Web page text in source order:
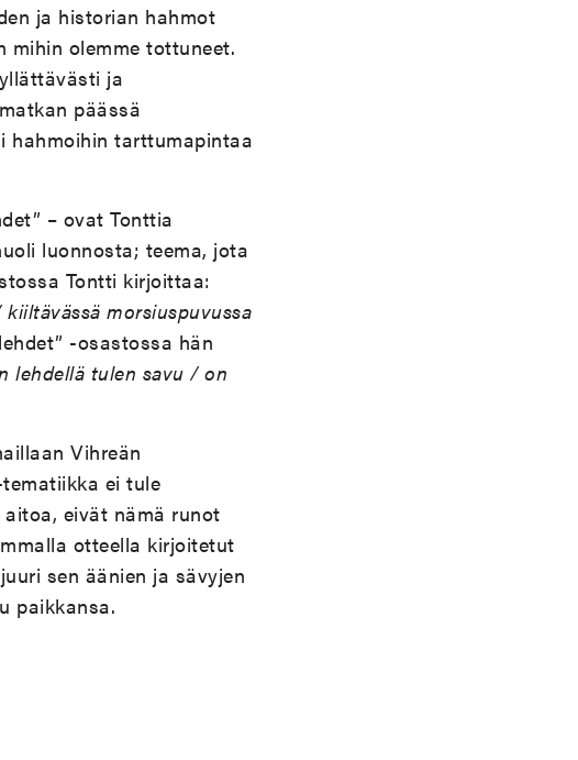
ja historian hahmot
mihin olemme tottuneet.
ja
päässä
hahmoihin tarttumapintaa
– ovat Tonttia
luonnosta; teema, jota
Tontti kirjoittaa:
morsiuspuvussa
-osastossa hän
lehdellä tulen savu / on
Vihreän
ei tule
eivät nämä runot
otteella kirjoitetut
sen äänien ja sävyjen
paikkansa.